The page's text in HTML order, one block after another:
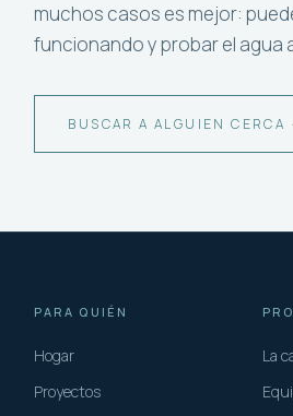
muchos casos es mejor:
funcionando y probar el agua
BUSCAR A ALGUIEN CERCA
PARA QUIÉN
Hogar
Proyectos
La